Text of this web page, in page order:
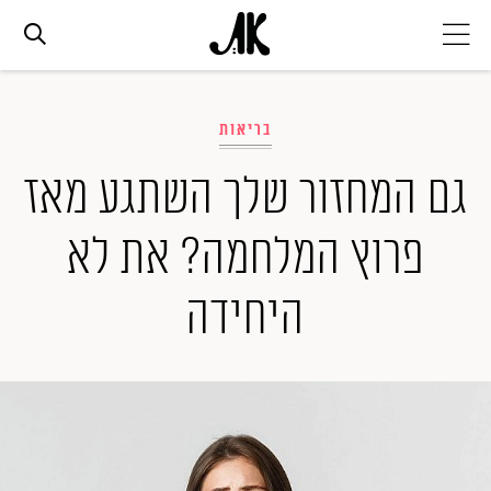
אופנה
ביוטי
סלבס
המגזין
בריאות
גם המחזור שלך השתגע מאז
פרוץ המלחמה? את לא
היחידה